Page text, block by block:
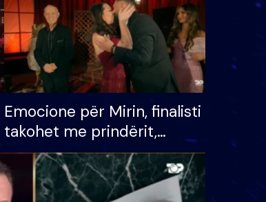
Emocione për Mirin, finalisti
takohet me prindërit,
vajzën dhe bashkëshorten:
S’kemi ndonjë letër divorci
apo jo?